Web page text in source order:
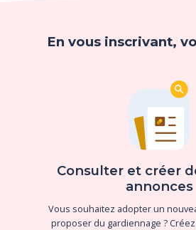
En vous inscrivant,
Consulter et créer
annonces
Vous souhaitez adopter un
proposer du gardiennage ?